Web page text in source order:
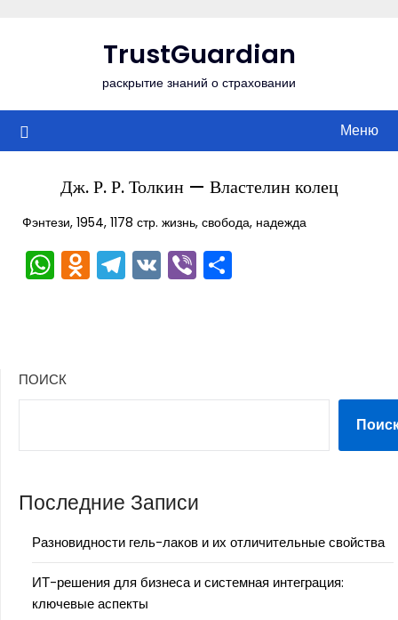
TrustGuardian
раскрытие знаний о страховании
Меню
Дж. Р. Р. Толкин — Властелин колец
Фэнтези, 1954, 1178 стр. жизнь, свобода, надежда
WhatsApp
Odnoklassniki
Telegram
VKViber
ПОИСК
Последние Записи
Разновидности гель-лаков и их отличительные свойства
ИТ-решения для бизнеса и системная интеграция:
ключевые аспекты